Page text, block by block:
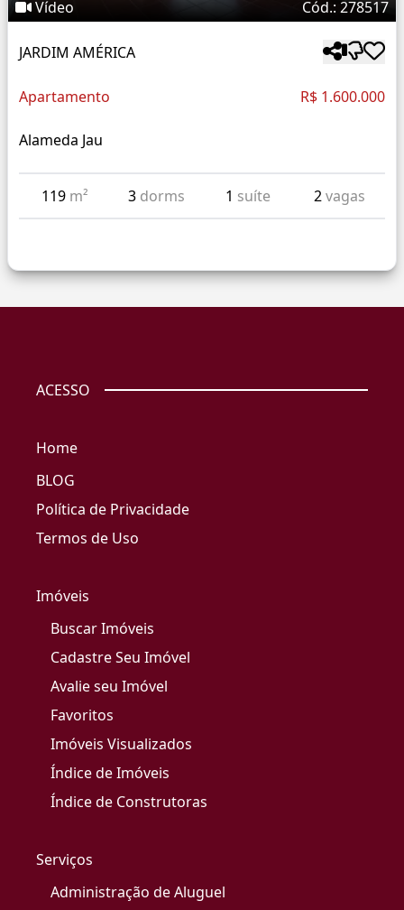
Vídeo Cód.: 278517
JARDIM AMÉRICA
Apartamento R$ 1.600.000
Alameda Jau
119 m² 3 dorms 1 suíte 2vagas
ACESSO
Home
BLOG
Política de Privacidade
Termos de Uso
Imóveis
Buscar Imóveis
Cadastre Seu Imóvel
Avalie seu Imóvel
Favoritos
Imóveis Visualizados
Índice de Imóveis
Índice de Construtoras
Serviços
Administração de Aluguel